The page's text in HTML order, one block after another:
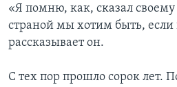
«Я помню, как, сказал
страной мы хотим быть, если
рассказывает он.
С тех пор прошло сорок лет.